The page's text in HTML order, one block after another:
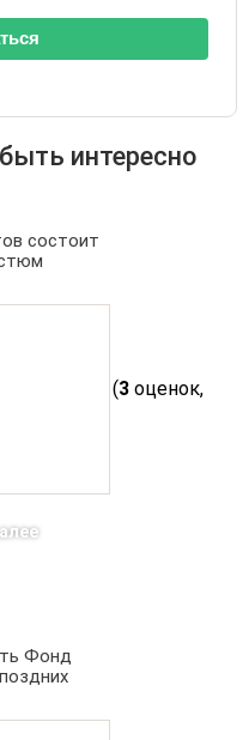
(3 оценок,
интересно
состоит
Фонд